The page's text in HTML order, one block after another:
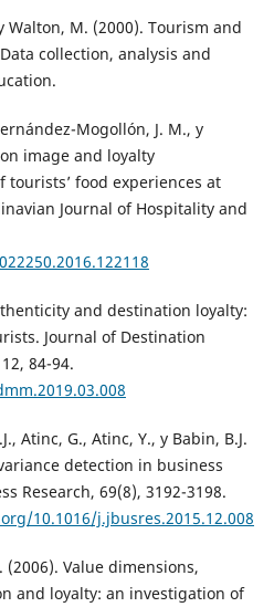
Walton, M. (2000). Tourism and
collection, analysis and
Mogollón, J. M., y
image and loyalty
food experiences at
Journal of Hospitality and
and destination loyalty:
Journal of Destination
84-94.
Atinc, G., Atinc, Y., y Babin, B.J.
detection in business
Research, 69(8), 3192-3198.
10.1016/j.jbusres.2015.12.008
(2006). Value dimensions,
and loyalty: an investigation of